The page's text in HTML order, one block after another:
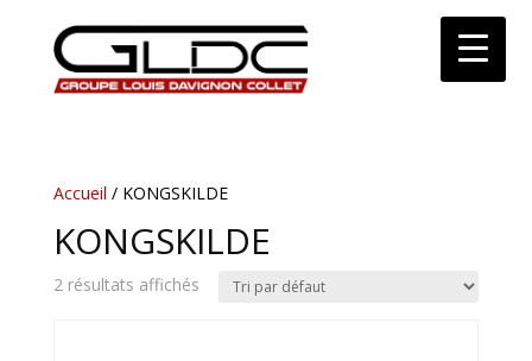
Accueil / KONGSKILDE
KONGSKILDE
2 résultats affichés